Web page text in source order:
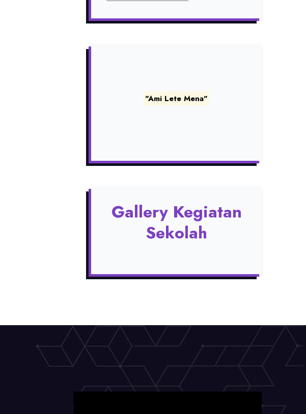
"Ami Lete Mena"
Gallery Kegiatan
Sekolah